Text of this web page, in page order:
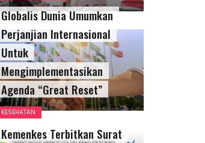
Globalis Dunia Umumkan
Perjanjian Internasional
Untuk
Mengimplementasikan
Agenda “Great Reset”
KESEHATAN
Kemenkes Terbitkan Surat